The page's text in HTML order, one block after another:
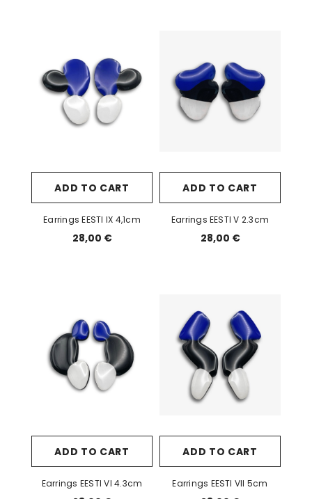
ADD TO CART
Earrings EESTI IX 4,1cm
28,00 €
ADD TO CART
Earrings EESTI V 2.3cm
28,00 €
ADD TO CART
Earrings EESTI VI 4.3cm
ADD TO CART
Earrings EESTI VII 5cm